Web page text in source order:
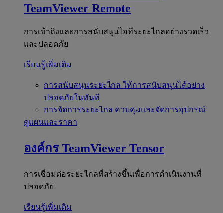
TeamViewer Remote
การเข้าถึงและการสนับสนุนไอทีระยะไกลอย่างรวดเร็ว
และปลอดภัย
เรียนรู้เพิ่มเติม
การสนับสนุนระยะไกล ให้การสนับสนุนได้อย่าง
ปลอดภัยในทันที
การจัดการระยะไกล ควบคุมและจัดการอุปกรณ์
ดูแผนและราคา
องค์กร TeamViewer Tensor
การเชื่อมต่อระยะไกลที่สร้างขึ้นเพื่อการดำเนินงานที่
ปลอดภัย
เรียนรู้เพิ่มเติม